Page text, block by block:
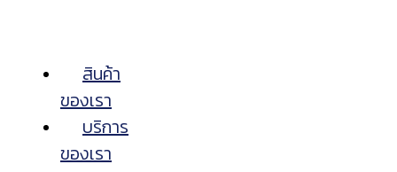
สินค้า
ของเรา
บริการ
ของเรา